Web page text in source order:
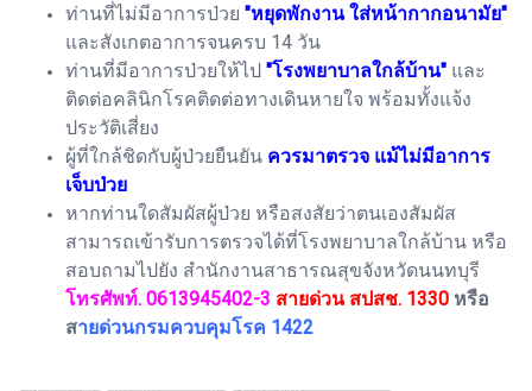
ท่านที่ไม่มีอาการป่วย "หยุดพักงาน ใส่หน้ากากอนามัย"
และสังเกตอาการจนครบ 14 วัน
ท่านที่มีอาการป่วยให้ไป "โรงพยาบาลใกล้บ้าน" และ
ติดต่อคลินิกโรคติดต่อทางเดินหายใจ พร้อมทั้งแจ้ง
ประวัติเสี่ยง
ผู้ที่ใกล้ชิดกับผู้ป่วยยืนยัน ควรมาตรวจ แม้ไม่มีอาการ
เจ็บป่วย
หากท่านใดสัมผัสผู้ป่วย หรือสงสัยว่าตนเองสัมผัส
สามารถเข้ารับการตรวจได้ที่โรงพยาบาลใกล้บ้าน หรือ
สอบถามไปยัง สำนักงานสาธารณสุขจังหวัดนนทบุรี
โทรศัพท์. 0613945402-3 สายด่วน สปสช. 1330 หรือ
สายด่วนกรมควบคุมโรค 1422